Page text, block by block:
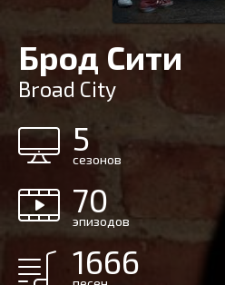
Брод Сити
Broad City
5
сезонов
70
эпизодов
1666